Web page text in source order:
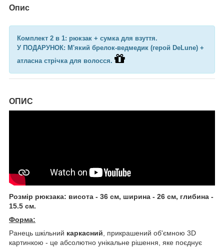
Опис
Комплект 2 в 1: рюкзак + сумка для взуття.
У ПОДАРУНОК: М'який брелок-ведмедик (герой DeLune) +
атласна стрічка для волосся.
ОПИС
Розмір рюкзака: висота - 36 см, ширина - 26 см, глибина -
15.5 см.
Форма:
Ранець шкільний каркасний , прикрашений об'ємною 3D
картинкою - це абсолютно унікальне рішення, яке поєднує